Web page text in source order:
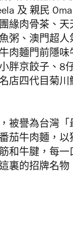
及 親民
緣肉骨茶、
粥、澳門超
肉麵門前隱
胖京餃子、8
店四代目菊
被譽為台灣
茄牛肉麵，以
和牛腱，每
裏的招牌名